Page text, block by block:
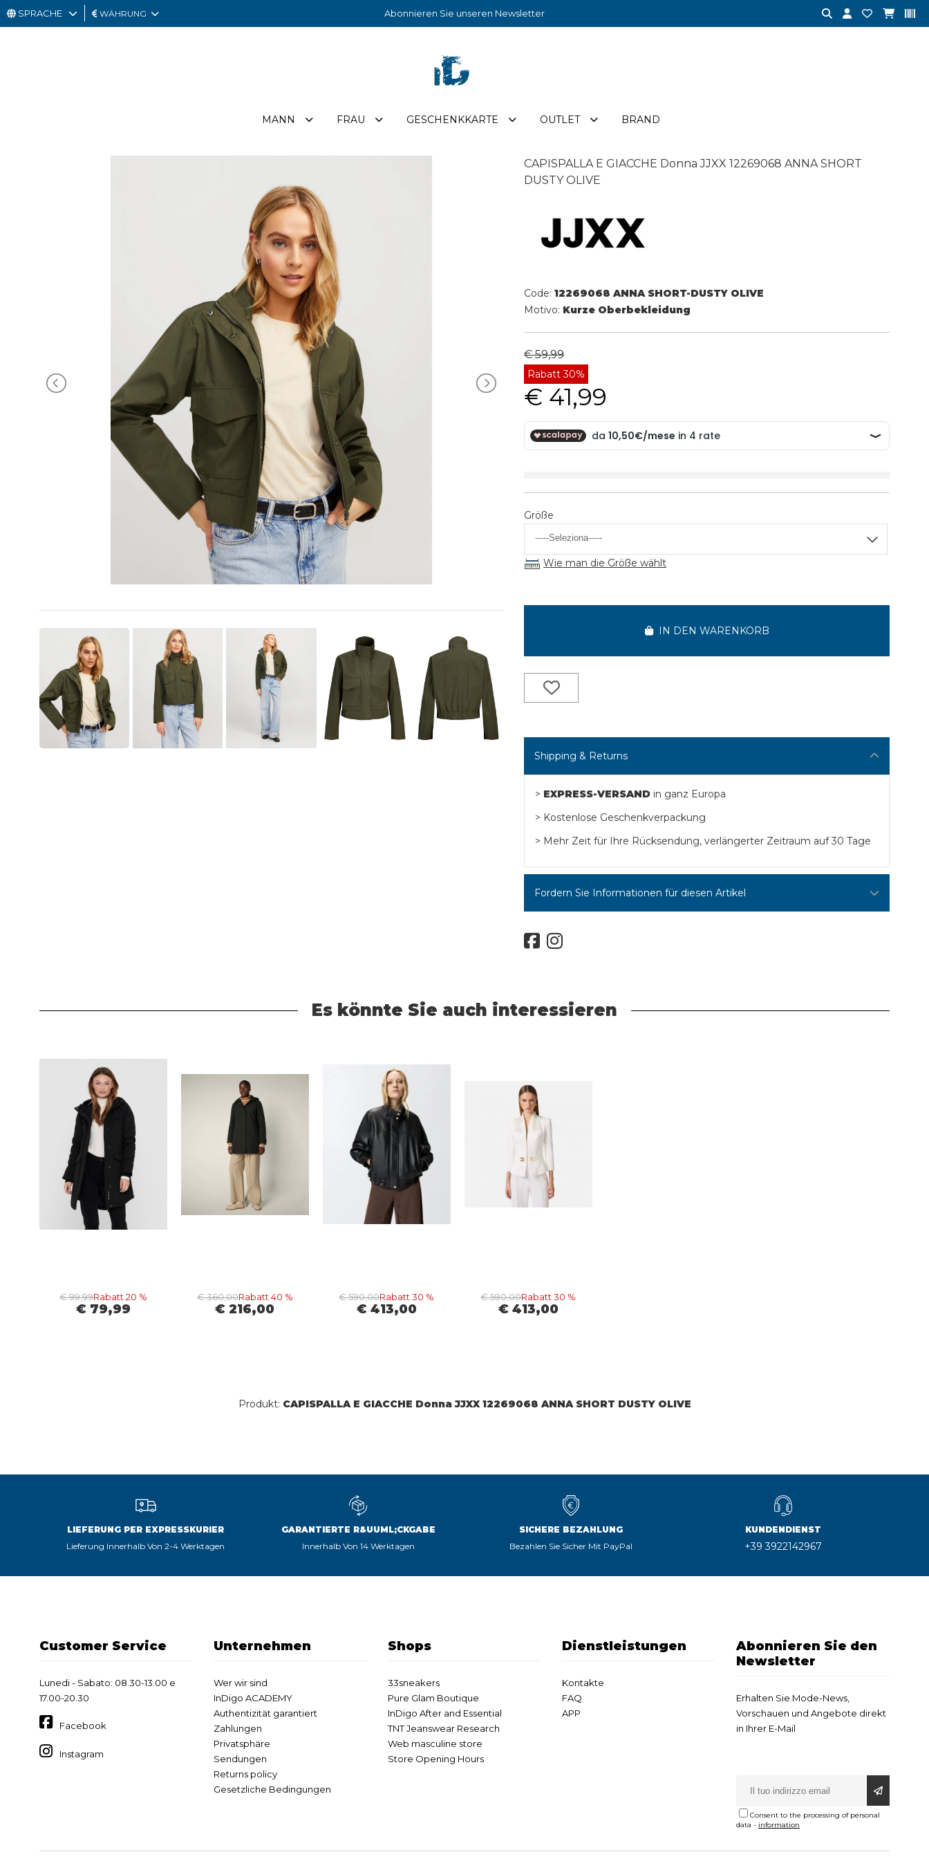
SPRACHE WÄHRUNG Abonnieren Sie unseren Newsletter
MANN FRAU GESCHENKKARTE OUTLET BRAND
CAPISPALLA E GIACCHE Donna JJXX 12269068 ANNA SHORT
DUSTY OLIVE
Code:12269068 ANNA SHORT-DUSTY OLIVE
Motivo: Kurze Oberbekleidung
€ 59,99
Rabatt 30%
€ 41,99
Größe
Wie man die Größe wählt
IN DEN WARENKORB
Shipping & Returns
> EXPRESS-VERSAND in ganz Europa
> Kostenlose Geschenkverpackung
> Mehr Zeit für Ihre Rücksendung, verlängerter Zeitraum auf 30 Tage
Fordern Sie Informationen für diesen Artikel
Es könnte Sie auch interessieren
€ 99,99Rabatt 20 %
€ 79,99
€ 360,00Rabatt 40 %
€ 216,00
€ 590,00Rabatt 30 %
€ 413,00
€ 590,00Rabatt 30 %
€ 413,00
Produkt: CAPISPALLA E GIACCHE Donna JJXX 12269068 ANNA SHORT DUSTY OLIVE
LIEFERUNG PER EXPRESSKURIER
Lieferung Innerhalb Von 2-4 Werktagen
GARANTIERTE R&UUML;CKGABE
Innerhalb Von 14 Werktagen
SICHERE BEZAHLUNG
Bezahlen Sie Sicher Mit PayPal
KUNDENDIENST
+39 3922142967
Customer Service
Lunedi - Sabato: 08.30-13.00 e
17.00-20.30
Facebook
Instagram
Unternehmen
Wer wir sind
InDigo ACADEMY
Authentizität garantiert
Zahlungen
Privatsphäre
Sendungen
Returns policy
Gesetzliche Bedingungen
Shops
33sneakers
Pure Glam Boutique
InDigo After and Essential
TNT Jeanswear Research
Web masculine store
Store Opening Hours
Dienstleistungen
Kontakte
FAQ
APP
Abonnieren Sie den
Newsletter
Erhalten Sie Mode-News,
Vorschauen und Angebote direkt
in Ihrer E-Mail
Consent to the processing of personal
data - information